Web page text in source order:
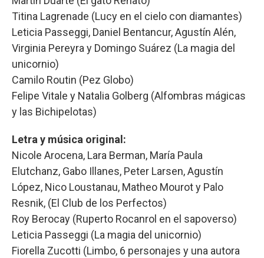
Titina Lagrenade (Lucy en el cielo con diamantes)
Leticia Passeggi, Daniel Bentancur, Agustín Alén,
Virginia Pereyra y Domingo Suárez (La magia del
unicornio)
Camilo Routin (Pez Globo)
Felipe Vitale y Natalia Golberg (Alfombras mágicas
y las Bichipelotas)
Letra y música original:
Nicole Arocena, Lara Berman, María Paula
Elutchanz, Gabo Illanes, Peter Larsen, Agustín
López, Nico Loustanau, Matheo Mourot y Palo
Resnik, (El Club de los Perfectos)
Roy Berocay (Ruperto Rocanrol en el sapoverso)
Leticia Passeggi (La magia del unicornio)
Fiorella Zucotti (Limbo, 6 personajes y una autora